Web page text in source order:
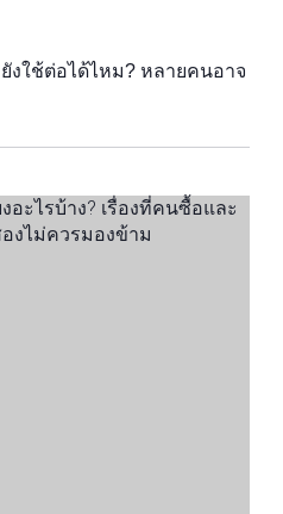
งใช้ต่อได้ไหม? หลายคนอาจ